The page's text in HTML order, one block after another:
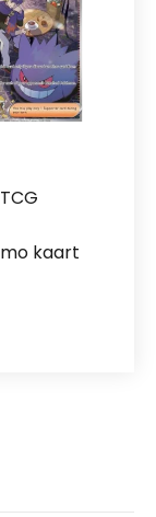
kaart